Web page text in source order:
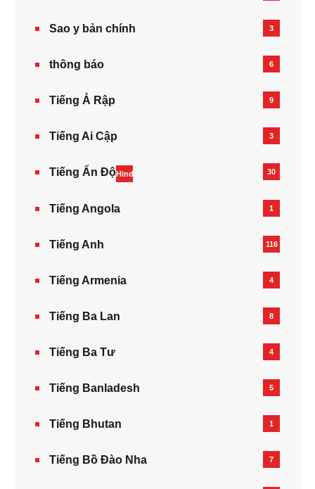
Sao y bản chính 3
thông báo 6
Tiếng Ả Rập 9
Tiếng Ai Cập 3
Tiếng Ấn ĐộHindi 30
Tiếng Angola 1
Tiếng Anh 116
Tiếng Armenia‎ 4
Tiếng Ba Lan 8
Tiếng Ba Tư 4
Tiếng Banladesh 5
Tiếng Bhutan 1
Tiếng Bồ Đào Nha 7